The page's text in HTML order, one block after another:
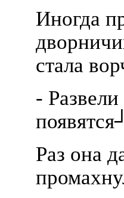
Иногда
стала
-
появятся┘
Раз она